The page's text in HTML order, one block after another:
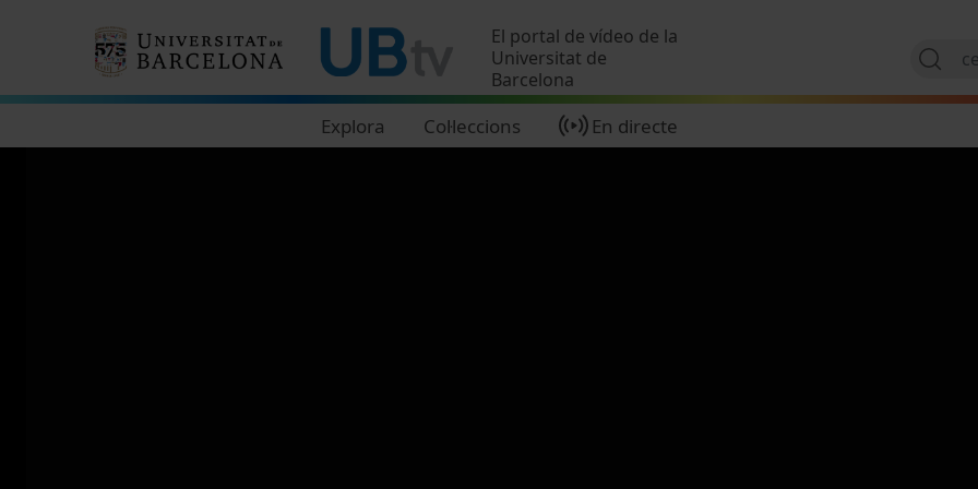
El portal de vídeo de la
Universitat de
Barcelona
Explora Col·leccions En directe